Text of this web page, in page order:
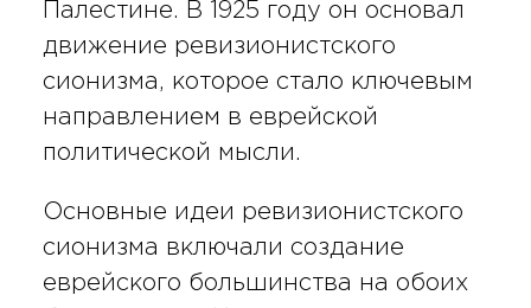
Палестине. В 1925 году он основал
движение ревизионистского
сионизма, которое стало ключевым
направлением в еврейской
политической мысли.
Основные идеи ревизионистского
сионизма включали создание
еврейского большинства на обоих